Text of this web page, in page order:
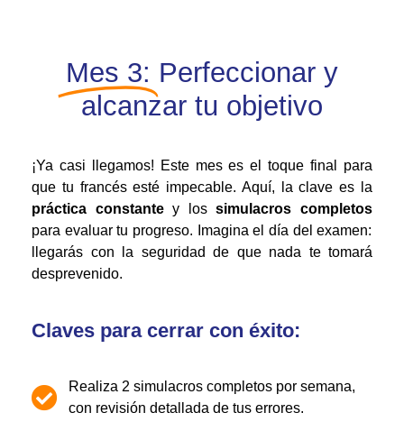
Mes 3: Perfeccionar y
alcanzar tu objetivo
¡Ya casi llegamos! Este mes es el toque final para
que tu francés esté impecable. Aquí, la clave es la
práctica constantey lossimulacros completos
para evaluar tu progreso. Imagina el día del examen:
llegarás con la seguridad de que nada te tomará
desprevenido.
Claves para cerrar con éxito:
Realiza 2 simulacros completos por semana,
con revisión detallada de tus errores.